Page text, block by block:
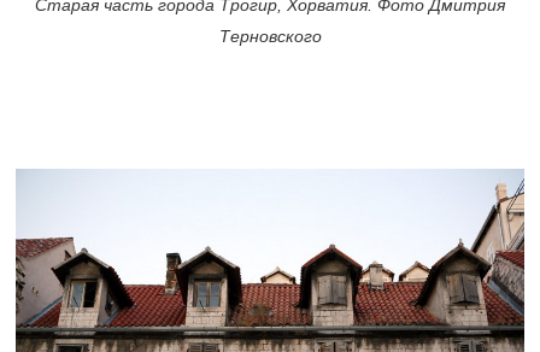
Старая часть города Трогир, Хорватия. Фото Дмитрия
Терновского